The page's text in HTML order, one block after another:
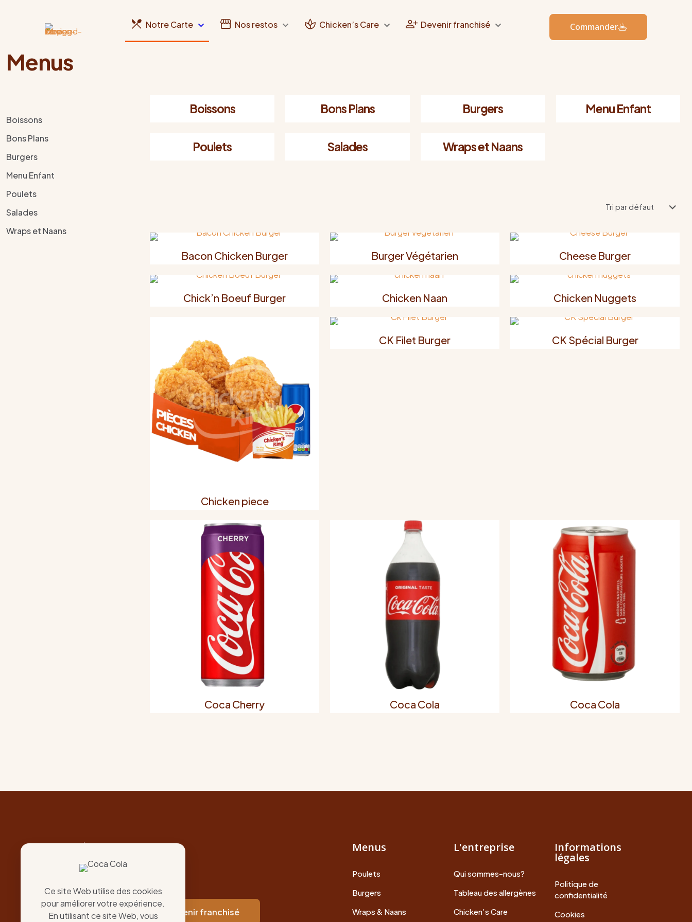
Notre Carte Nos restos Chicken’s Care Devenir franchisé Commander
Menus
Boissons
Bons Plans
Burgers
Menu Enfant
Poulets
Salades
Wraps et Naans
Boissons Bons Plans Burgers Menu Enfant
Poulets Salades Wraps et Naans
Bacon Chicken Burger Burger Végétarien Cheese Burger
Chick’n Boeuf Burger Chicken Naan Chicken Nuggets
Chicken piece
CK Filet Burger CK Spécial Burger
Coca Cherry Coca Cola Coca Cola
The King of Taste
Chicken's King
Nos restos Devenir franchisé
Menus
Poulets
Burgers
Wraps & Naans
L'entreprise
Qui sommes-nous?
Tableau des allergènes
Chicken’s Care
Informations
légales
Politique de
confidentialité
Cookies
Ce site Web utilise des cookies
pour améliorer votre expérience.
En utilisant ce site Web, vous